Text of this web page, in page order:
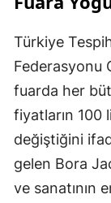
Türkiye
Federasyonu
fuarda her
fiyatların 100
değiştiğini
gelen Bora
ve sanatının